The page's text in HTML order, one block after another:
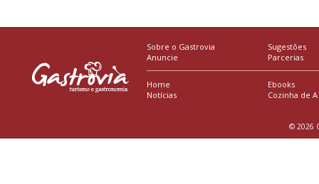
Sobre o Gastrovia
Anuncie
Sugestões
Parcerias
Home
Notícias
Ebooks
Cozinha de A
© 2026